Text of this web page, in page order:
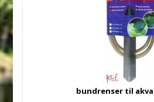
bundrenser til